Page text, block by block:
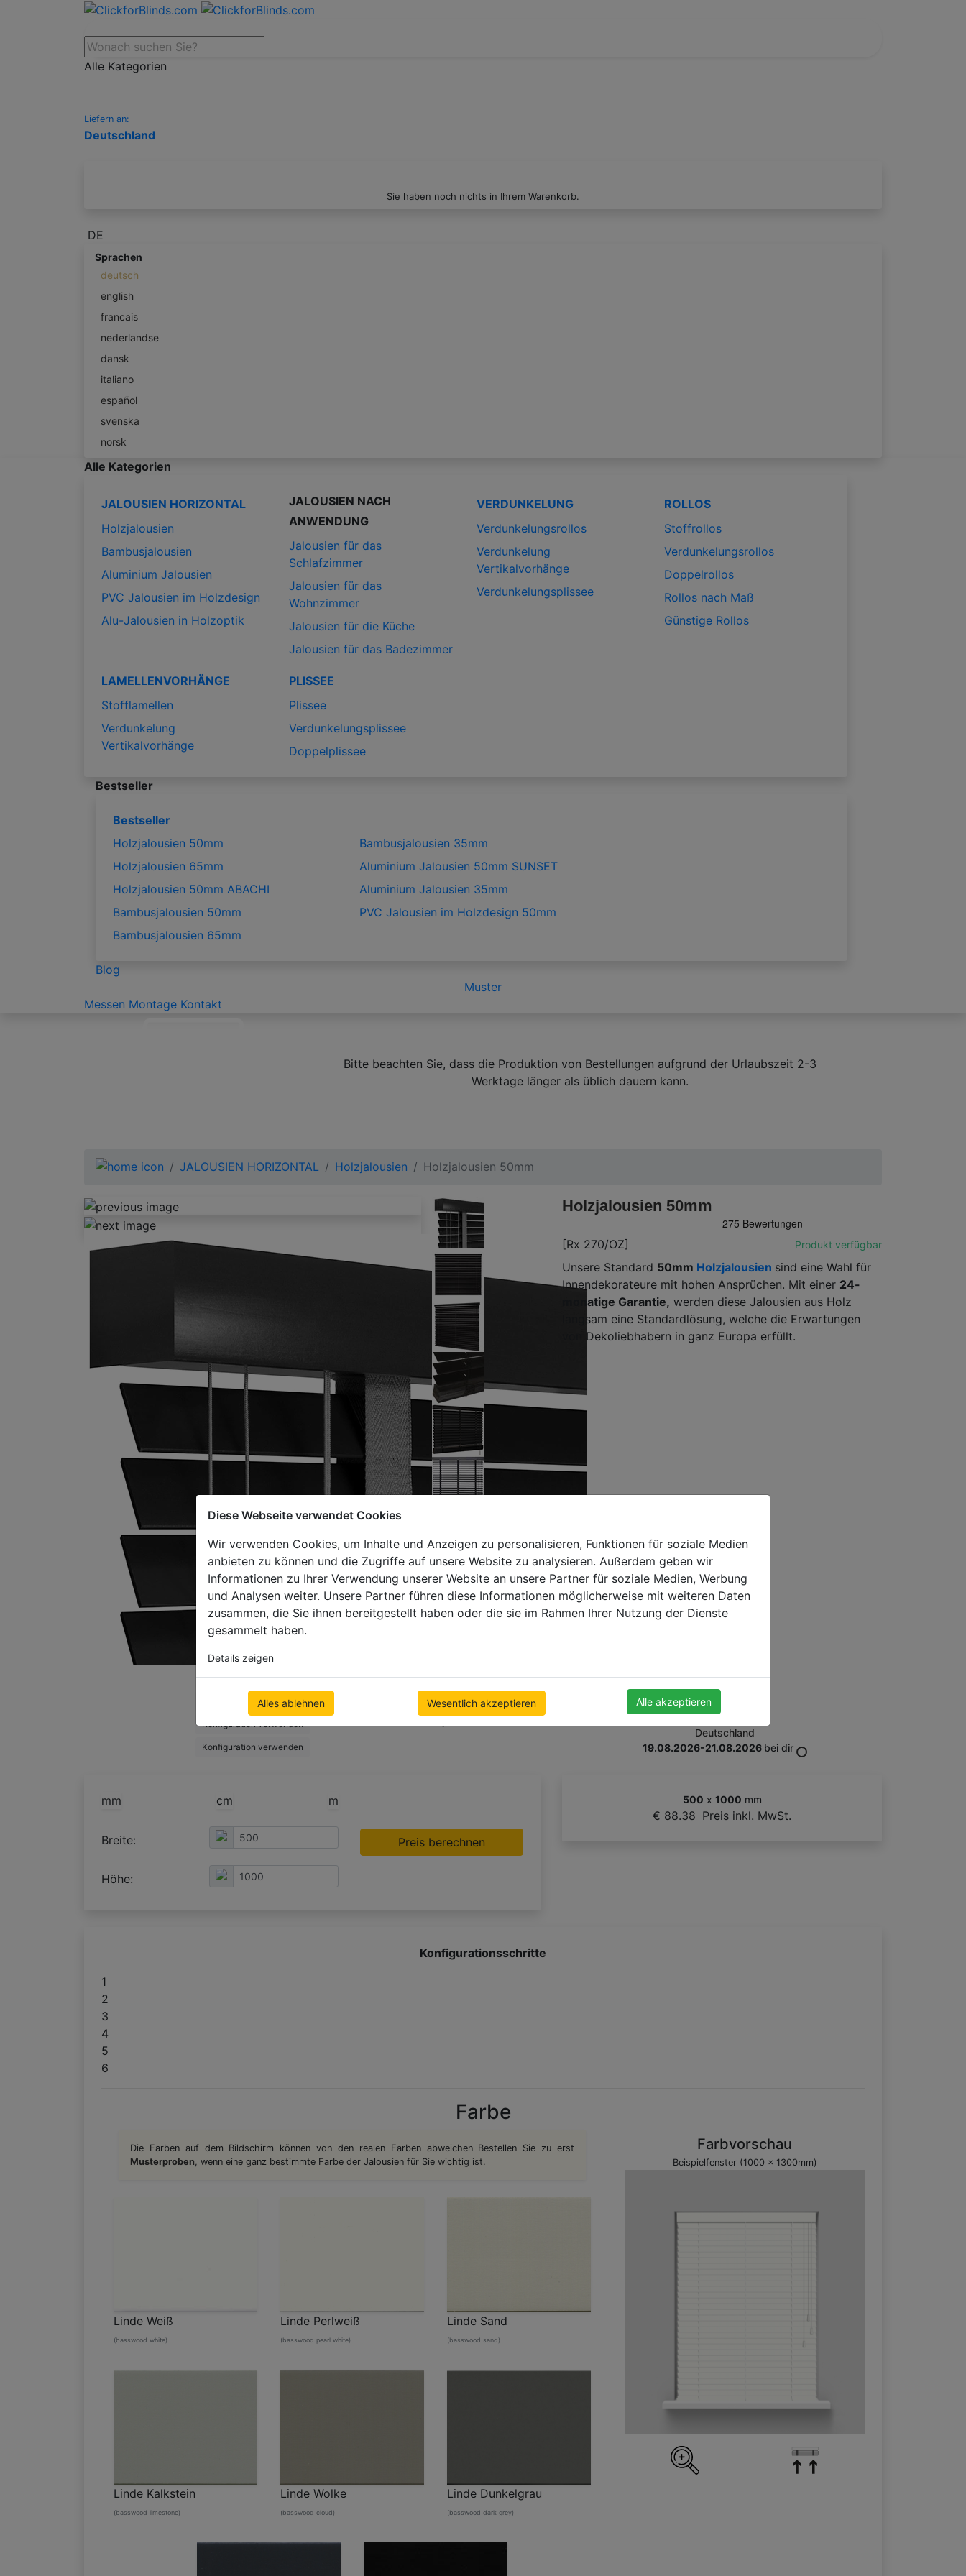
Diese Webseite verwendet Cookies
Wir verwenden Cookies, um Inhalte und Anzeigen zu personalisieren, Funktionen für soziale Medien
anbieten zu können und die Zugriffe auf unsere Website zu analysieren. Außerdem geben wir
Informationen zu Ihrer Verwendung unserer Website an unsere Partner für soziale Medien, Werbung
und Analysen weiter. Unsere Partner führen diese Informationen möglicherweise mit weiteren Daten
zusammen, die Sie ihnen bereitgestellt haben oder die sie im Rahmen Ihrer Nutzung der Dienste
gesammelt haben.
Details zeigen
Alles ablehnen Wesentlich akzeptieren Alle akzeptieren
Alle Kategorien
Liefern an:
Deutschland
Sie haben noch nichts in Ihrem Warenkorb.
DE
Sprachen
deutsch
english
francais
nederlandse
dansk
italiano
español
svenska
norsk
Alle Kategorien
JALOUSIEN HORIZONTAL
Holzjalousien
Bambusjalousien
Aluminium Jalousien
PVC Jalousien im Holzdesign
Alu-Jalousien in Holzoptik
JALOUSIEN NACH
ANWENDUNG
Jalousien für das
Schlafzimmer
Jalousien für das
Wohnzimmer
Jalousien für die Küche
Jalousien für das Badezimmer
VERDUNKELUNG
Verdunkelungsrollos
Verdunkelung
Vertikalvorhänge
Verdunkelungsplissee
ROLLOS
Stoffrollos
Verdunkelungsrollos
Doppelrollos
Rollos nach Maß
Günstige Rollos
LAMELLENVORHÄNGE
Stofflamellen
Verdunkelung
Vertikalvorhänge
PLISSEE
Plissee
Verdunkelungsplissee
Doppelplissee
Bestseller
Bestseller
Holzjalousien 50mm
Holzjalousien 65mm
Holzjalousien 50mm ABACHI
Bambusjalousien 50mm
Bambusjalousien 65mm
Bambusjalousien 35mm
Aluminium Jalousien 50mm SUNSET
Aluminium Jalousien 35mm
PVC Jalousien im Holzdesign 50mm
Blog
Muster
Messen Montage Kontakt
Bitte beachten Sie, dass die Produktion von Bestellungen aufgrund der Urlaubszeit 2-3
Werktage länger als üblich dauern kann.
JALOUSIEN HORIZONTAL Holzjalousien Holzjalousien 50mm
Konfiguration verwenden
Konfiguration verwenden
Konfiguration verwenden
Konfiguration verwenden
+1
Holzjalousien 50mm
[Rx 270/OZ] Produkt verfügbar
Unsere Standard 50mm Holzjalousien sind eine Wahl für
Innendekorateure mit hohen Ansprüchen. Mit einer 24-
monatige Garantie, werden diese Jalousien aus Holz
langsam eine Standardlösung, welche die Erwartungen
von Dekoliebhabern in ganz Europa erfüllt.
Deutschland
19.08.2026-21.08.2026 bei dir
mm cm m
Breite:
Höhe:
Preis berechnen
500 x 1000 mm
€ 88.38 Preis inkl. MwSt.
Konfigurationsschritte
1
2
3
4
5
6
Farbe
Die Farben auf dem Bildschirm können von den realen Farben abweichen Bestellen Sie zu erst
Musterproben , wenn eine ganz bestimmte Farbe der Jalousien für Sie wichtig ist.
Linde Weiß
(basswood white)
Linde Perlweiß
(basswood pearl white)
Linde Sand
(basswood sand)
Linde Kalkstein
(basswood limestone)
Linde Wolke
(basswood cloud)
Linde Dunkelgrau
(basswood dark grey)
Farbvorschau
Beispielfenster (1000 x 1300mm)